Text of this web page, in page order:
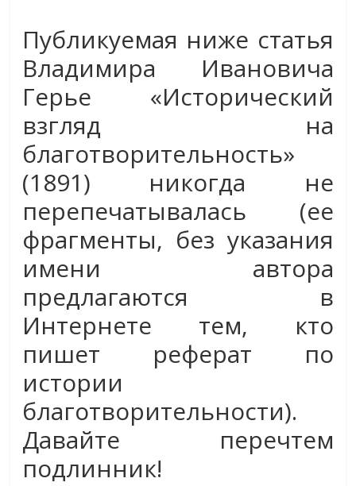
Публикуемая ниже статья
Владимира Ивановича
Герье «Исторический
взгляд на
благотворительность»
(1891) никогда не
перепечатывалась (ее
фрагменты, без указания
имени автора
предлагаются в
Интернете тем, кто
пишет реферат по
истории
благотворительности).
Давайте перечтем
подлинник!